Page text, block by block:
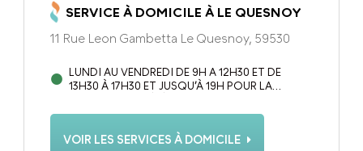
SERVICE À DOMICILE À LE QUESNOY
11 Rue Leon Gambetta Le Quesnoy, 59530
LUNDI AU VENDREDI DE 9H A 12H30 ET DE
13H30 À 17H30 ET JUSQU’À 19H POUR LA
VOIR LES SERVICES À DOMICILE